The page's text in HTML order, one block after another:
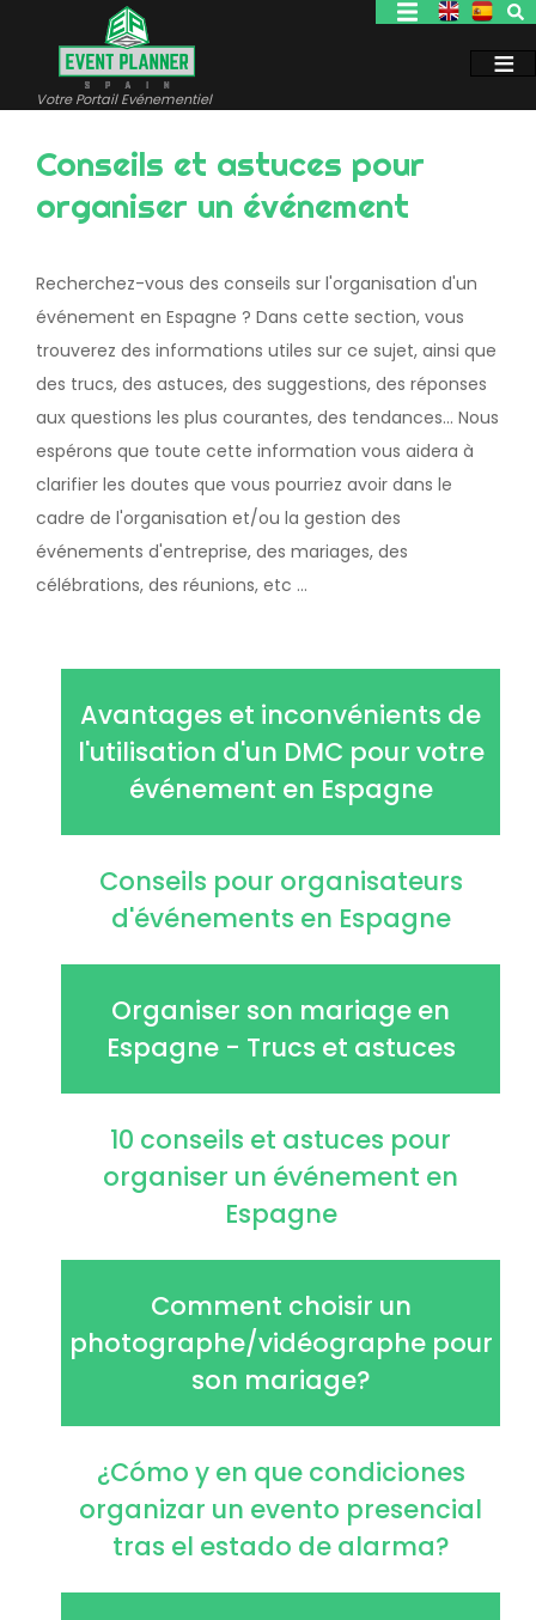
contenu
Votre Portail Evénementiel
Conseils et astuces pour
organiser un événement
Recherchez-vous des conseils sur l'organisation d'un
événement en Espagne ? Dans cette section, vous
trouverez des informations utiles sur ce sujet, ainsi que
des trucs, des astuces, des suggestions, des réponses
aux questions les plus courantes, des tendances... Nous
espérons que toute cette information vous aidera à
clarifier les doutes que vous pourriez avoir dans le
cadre de l'organisation et/ou la gestion des
événements d'entreprise, des mariages, des
célébrations, des réunions, etc ...
Avantages et inconvénients de
l'utilisation d'un DMC pour votre
événement en Espagne
Conseils pour organisateurs
d'événements en Espagne
Organiser son mariage en
Espagne - Trucs et astuces
10 conseils et astuces pour
organiser un événement en
Espagne
Comment choisir un
photographe/vidéographe pour
son mariage?
¿Cómo y en que condiciones
organizar un evento presencial
tras el estado de alarma?